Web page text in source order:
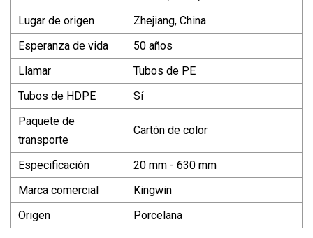
Lugar de origen
Zhejiang, China
Esperanza de vida
50 años
Llamar
Tubos de PE
Tubos de HDPE
Sí
Paquete de
transporte
Cartón de color
Especificación
20 mm - 630 mm
Marca comercial
Kingwin
Origen
Porcelana